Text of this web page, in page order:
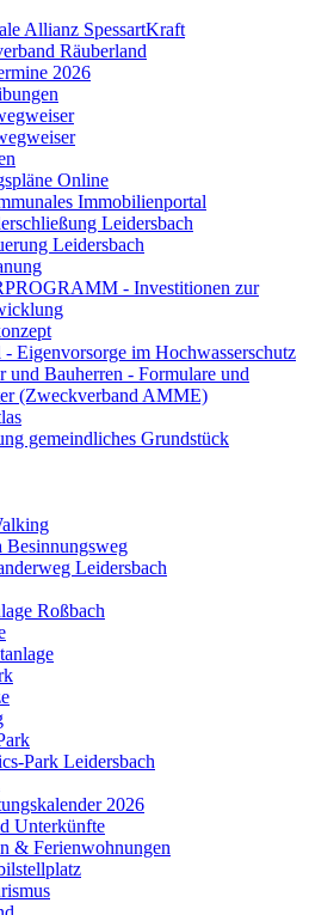
Allianz SpessartKraft
Räuberland
2026
Online
Immobilienportal
Leidersbach
Leidersbach
- Investitionen zur
Eigenvorsorge im Hochwasserschutz
und Bauherren - Formulare und
(Zweckverband AMME)
gemeindliches Grundstück
Besinnungsweg
Leidersbach
Roßbach
Park Leidersbach
2026
Unterkünfte
& Ferienwohnungen